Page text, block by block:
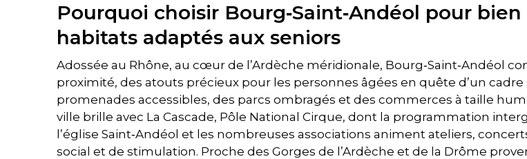
Pourquoi choisir Bourg‑Saint‑Andéol pour
habitats adaptés aux seniors
Adossée au Rhône, au cœur de l’Ardèche méridionale, Bourg‑Saint‑Andéol
proximité, des atouts précieux pour les personnes âgées en quête d’un
promenades accessibles, des parcs ombragés et des commerces à taille
ville brille avec La Cascade, Pôle National Cirque, dont la programmation
l’église Saint‑Andéol et les nombreuses associations animent ateliers,
social et de stimulation. Proche des Gorges de l’Ardèche et de la Drôme